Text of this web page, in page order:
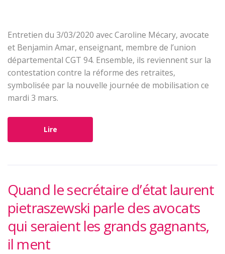
Entretien du 3/03/2020 avec Caroline Mécary, avocate
et Benjamin Amar, enseignant, membre de l’union
départemental CGT 94. Ensemble, ils reviennent sur la
contestation contre la réforme des retraites,
symbolisée par la nouvelle journée de mobilisation ce
mardi 3 mars.
Lire
Quand le secrétaire d’état laurent
pietraszewski parle des avocats
qui seraient les grands gagnants,
il ment